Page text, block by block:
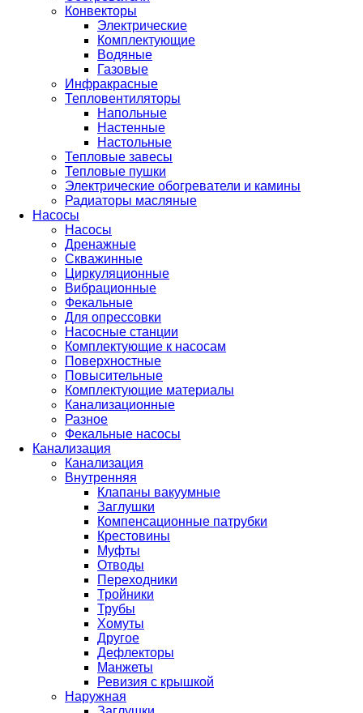
Конвекторы
Электрические
Комплектующие
Водяные
Газовые
Инфракрасные
Тепловентиляторы
Напольные
Настенные
Настольные
Тепловые завесы
Тепловые пушки
Электрические обогреватели и камины
Радиаторы масляные
Насосы
Насосы
Дренажные
Скважинные
Циркуляционные
Вибрационные
Фекальные
Для опрессовки
Насосные станции
Комплектующие к насосам
Поверхностные
Повысительные
Комплектующие материалы
Канализационные
Разное
Фекальные насосы
Канализация
Канализация
Внутренняя
Клапаны вакуумные
Заглушки
Компенсационные патрубки
Крестовины
Муфты
Отводы
Переходники
Тройники
Трубы
Хомуты
Другое
Дефлекторы
Манжеты
Ревизия с крышкой
Наружная